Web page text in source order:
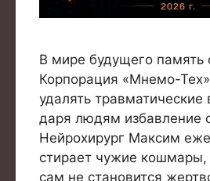
В мире будущего память
Корпорация «Мнемо-
удалять
даря людям избавление
Нейрохирург Максим
стирает чужие
сам не становится